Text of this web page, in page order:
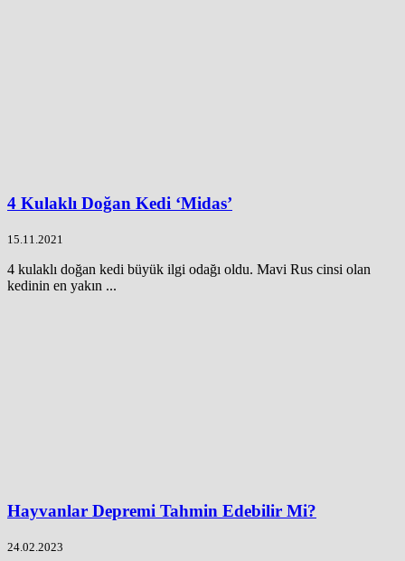
4 Kulaklı Doğan Kedi ‘Midas’
15.11.2021
4 kulaklı doğan kedi büyük ilgi odağı oldu. Mavi Rus cinsi olan
kedinin en yakın ...
Hayvanlar Depremi Tahmin Edebilir Mi?
24.02.2023